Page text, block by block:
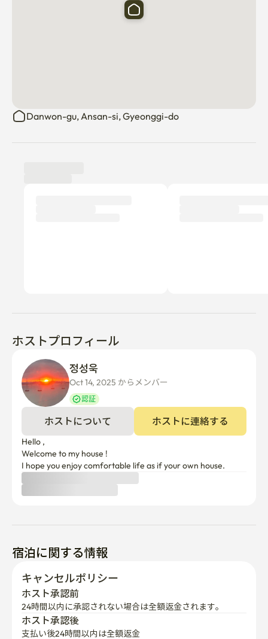
Danwon-gu, Ansan-si, Gyeonggi-do
ホストプロフィール
Oct 14, 2025 からメンバー
認証
ホストについて ホストに連絡する
Hello ,
Welcome to my house !
I hope you enjoy comfortable life as if your own house.
宿泊に関する情報
キャンセルポリシー
ホスト承認前
24時間以内に承認されない場合は全額返金されます。
ホスト承認後
支払い後24時間以内は全額返金